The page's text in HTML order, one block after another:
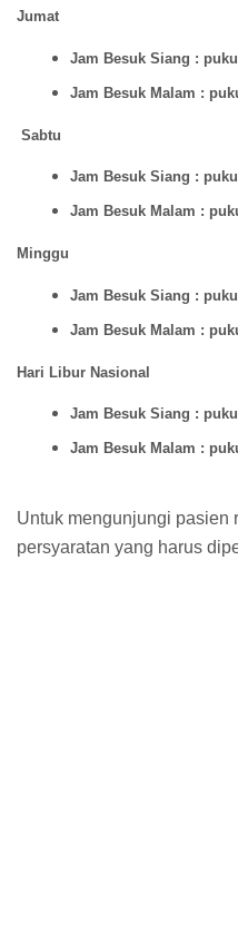
Jumat
Jam Besuk Siang :
Jam Besuk Malam :
Sabtu
Jam Besuk Siang :
Jam Besuk Malam :
Minggu
Jam Besuk Siang :
Jam Besuk Malam :
Hari Libur Nasional
Jam Besuk Siang :
Jam Besuk Malam :
Untuk mengunjungi pasien
persyaratan yang harus